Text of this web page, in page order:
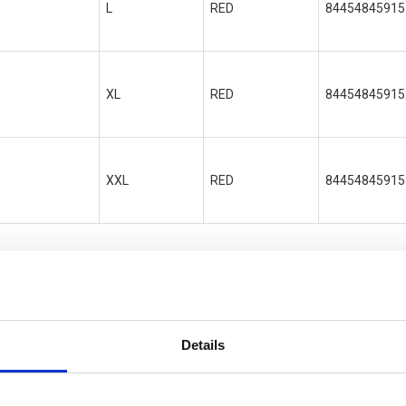
Details
RED
XL RED
XXL RED